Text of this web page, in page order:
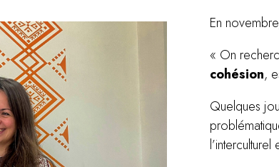
En
« On
cohésion,
Quelques